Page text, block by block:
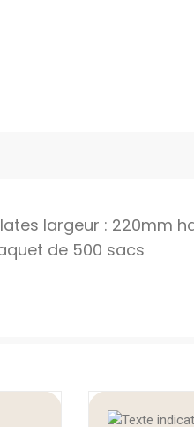
largeur : 220mm
de 500 sacs